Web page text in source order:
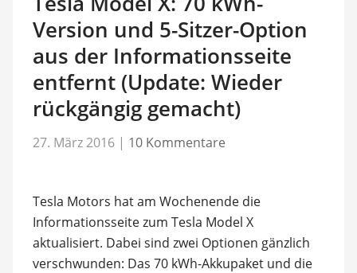
Version und 5-Sitzer-Option
aus der Informationsseite
entfernt (Update: Wieder
rückgängig gemacht)
27. März 2016 | 10 Kommentare
Tesla Motors hat am Wochenende die
Informationsseite zum Tesla Model X
aktualisiert. Dabei sind zwei Optionen gänzlich
verschwunden: Das 70 kWh-Akkupaket und die